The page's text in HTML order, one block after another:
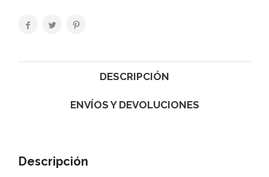
DESCRIPCIÓN
ENVÍOS Y DEVOLUCIONES
Descripción